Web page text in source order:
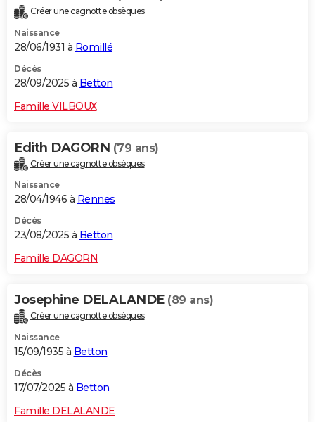
Créer une cagnotte obsèques
Naissance
28/06/1931 à Romillé
Décès
28/09/2025 à Betton
Famille VILBOUX
Edith DAGORN (79 ans)
Créer une cagnotte obsèques
Naissance
28/04/1946 à Rennes
Décès
23/08/2025 à Betton
Famille DAGORN
Josephine DELALANDE (89 ans)
Créer une cagnotte obsèques
Naissance
15/09/1935 à Betton
Décès
17/07/2025 à Betton
Famille DELALANDE